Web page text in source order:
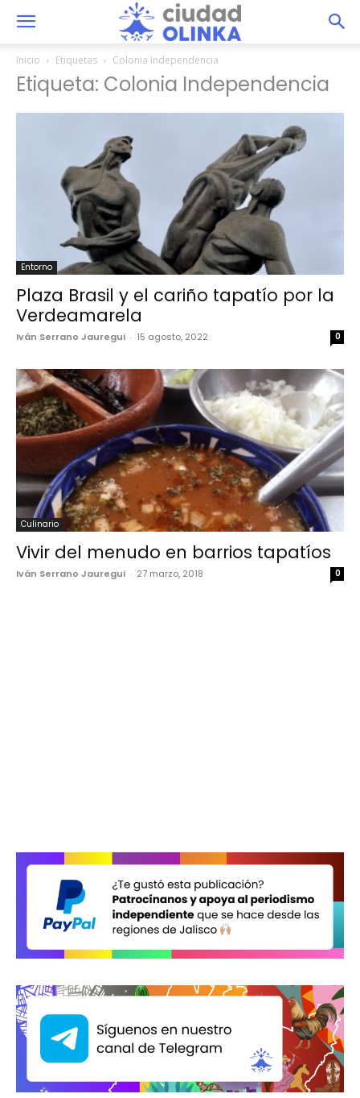
Inicio Etiquetas Colonia Independencia
Etiqueta: Colonia Independencia
Entorno
Plaza Brasil y el cariño tapatío por la
Verdeamarela
Iván Serrano Jauregui - 15 agosto, 2022 0
Culinario
Vivir del menudo en barrios tapatíos
Iván Serrano Jauregui - 27 marzo, 2018 0